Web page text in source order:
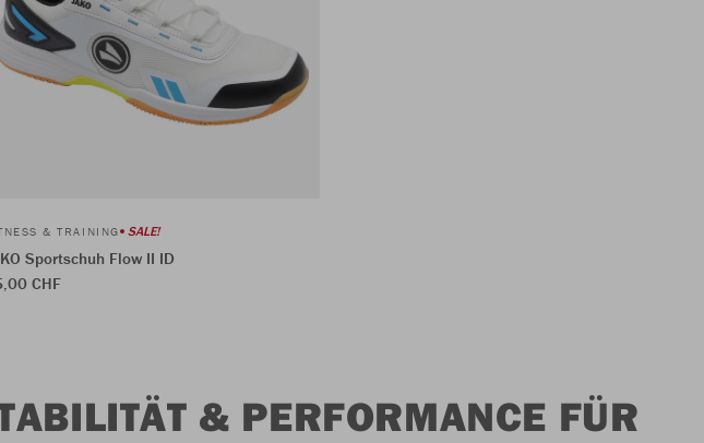
& TRAINING SALE!
Sportschuh Flow II ID
CHF
& PERFORMANCE FÜR